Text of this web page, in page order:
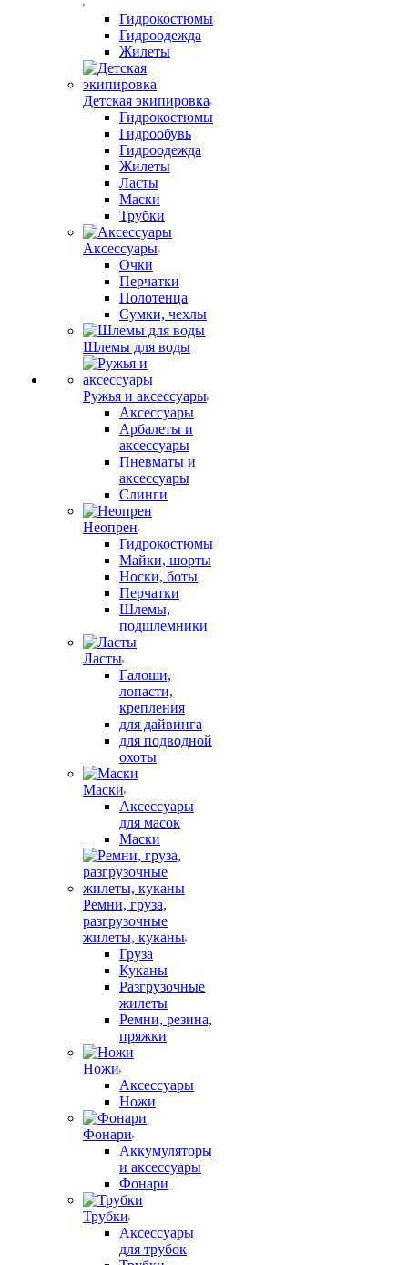
Гидрокостюмы
Гидроодежда
Жилеты
Детская экипировка
Гидрокостюмы
Гидрообувь
Гидроодежда
Жилеты
Ласты
Маски
Трубки
Аксессуары
Очки
Перчатки
Полотенца
Сумки, чехлы
Шлемы для воды
Ружья и аксессуары
Аксессуары
Арбалеты и
аксессуары
Пневматы и
аксессуары
Слинги
Неопрен
Гидрокостюмы
Майки, шорты
Носки, боты
Перчатки
Шлемы,
подшлемники
Ласты
Галоши,
лопасти,
крепления
для дайвинга
для подводной
охоты
Маски
Аксессуары
для масок
Маски
Ремни, груза,
разгрузочные
жилеты, куканы
Груза
Куканы
Разгрузочные
жилеты
Ремни, резина,
пряжки
Ножи
Аксессуары
Ножи
Фонари
Аккумуляторы
и аксессуары
Фонари
Трубки
Аксессуары
для трубок